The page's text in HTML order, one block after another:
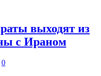
выходят из
с Ираном
0